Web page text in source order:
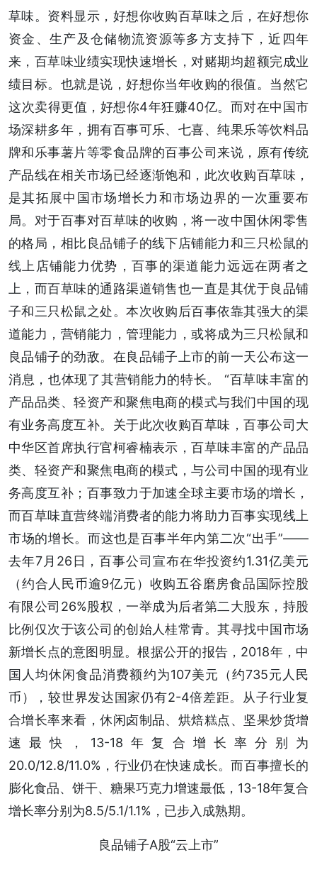
草味。资料显示，好想你收购百草味之后，在好想你
资金、生产及仓储物流资源等多方支持下，近四年
来，百草味业绩实现快速增长，对赌期均超额完成业
绩目标。也就是说，好想你当年收购的很值。当然它
这次卖得更值，好想你4年狂赚40亿。而对在中国市
场深耕多年，拥有百事可乐、七喜、纯果乐等饮料品
牌和乐事薯片等零食品牌的百事公司来说，原有传统
产品线在相关市场已经逐渐饱和，此次收购百草味，
是其拓展中国市场增长力和市场边界的一次重要布
局。对于百事对百草味的收购，将一改中国休闲零售
的格局，相比良品铺子的线下店铺能力和三只松鼠的
线上店铺能力优势，百事的渠道能力远远在两者之
上，而百草味的通路渠道销售也一直是其优于良品铺
子和三只松鼠之处。本次收购后百事依靠其强大的渠
道能力，营销能力，管理能力，或将成为三只松鼠和
良品铺子的劲敌。在良品铺子上市的前一天公布这一
消息，也体现了其营销能力的特长。 “百草味丰富的
产品品类、轻资产和聚焦电商的模式与我们中国的现
有业务高度互补。关于此次收购百草味，百事公司大
中华区首席执行官柯睿楠表示，百草味丰富的产品品
类、轻资产和聚焦电商的模式，与公司中国的现有业
务高度互补；百事致力于加速全球主要市场的增长，
而百草味直营终端消费者的能力将助力百事实现线上
市场的增长。而这也是百事半年内第二次“出手”——
去年7月26日，百事公司宣布在华投资约1.31亿美元
（约合人民币逾9亿元）收购五谷磨房食品国际控股
有限公司26%股权，一举成为后者第二大股东，持股
比例仅次于该公司的创始人桂常青。其寻找中国市场
新增长点的意图明显。根据公开的报告，2018年，中
国人均休闲食品消费额约为107美元（约735元人民
币），较世界发达国家仍有2-4倍差距。从子行业复
合增长率来看，休闲卤制品、烘焙糕点、坚果炒货增
速最快，13-18年复合增长率分别为
20.0/12.8/11.0%，行业仍在快速成长。而百事擅长的
膨化食品、饼干、糖果巧克力增速最低，13-18年复合
增长率分别为8.5/5.1/1.1%，已步入成熟期。
良品铺子A股“云上市”